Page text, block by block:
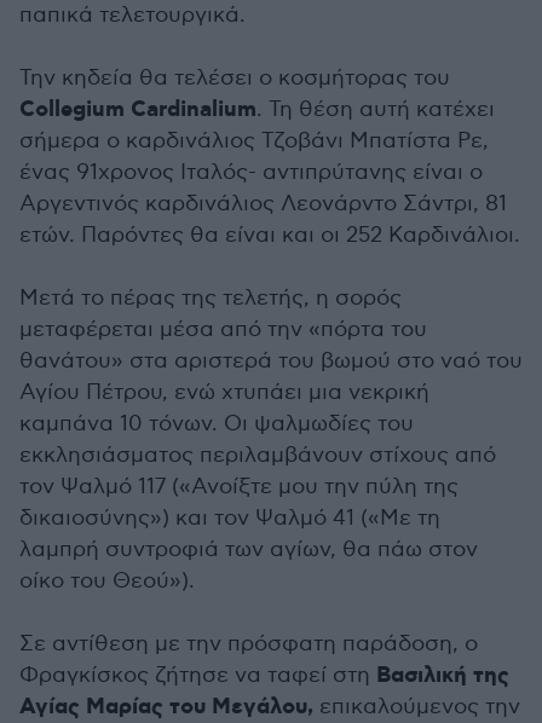
παπικά τελετουργικά.
Την κηδεία θα τελέσει ο κοσμήτορας του
Collegium Cardinalium. Τη θέση αυτή κατέχει
σήμερα ο καρδινάλιος Τζοβάνι Μπατίστα Ρε,
ένας 91χρονος Ιταλός- αντιπρύτανης είναι ο
Αργεντινός καρδινάλιος Λεονάρντο Σάντρι, 81
ετών. Παρόντες θα είναι και οι 252 Καρδινάλιοι.
Μετά το πέρας της τελετής, η σορός
μεταφέρεται μέσα από την «πόρτα του
θανάτου» στα αριστερά του βωμού στο ναό του
Αγίου Πέτρου, ενώ χτυπάει μια νεκρική
καμπάνα 10 τόνων. Οι ψαλμωδίες του
εκκλησιάσματος περιλαμβάνουν στίχους από
τον Ψαλμό 117 («Ανοίξτε μου την πύλη της
δικαιοσύνης») και τον Ψαλμό 41 («Με τη
λαμπρή συντροφιά των αγίων, θα πάω στον
οίκο του Θεού»).
Σε αντίθεση με την πρόσφατη παράδοση, ο
Φραγκίσκος ζήτησε να ταφεί στη Βασιλική της
Αγίας Μαρίας του Μεγάλου, επικαλούμενος την